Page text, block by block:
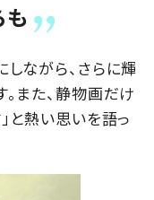
ながら、さらに輝
また、静物画だけ
と熱い思いを語っ